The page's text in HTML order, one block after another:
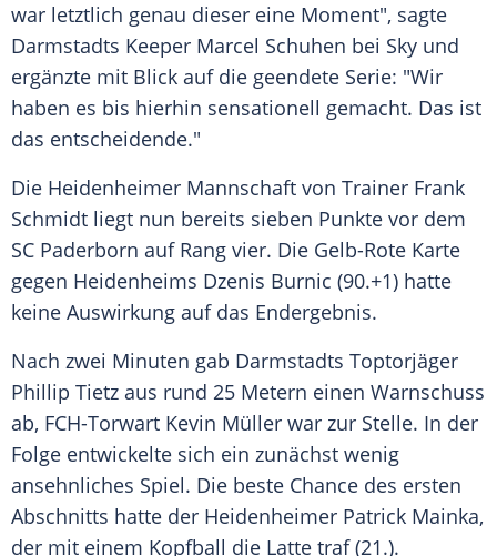
war letztlich genau dieser eine Moment", sagte
Darmstadts Keeper Marcel Schuhen bei Sky und
ergänzte mit Blick auf die geendete Serie: "Wir
haben es bis hierhin sensationell gemacht. Das ist
das entscheidende."
Die Heidenheimer Mannschaft von Trainer Frank
Schmidt liegt nun bereits sieben Punkte vor dem
SC Paderborn auf Rang vier. Die Gelb-Rote Karte
gegen Heidenheims Dzenis Burnic (90.+1) hatte
keine Auswirkung auf das Endergebnis.
Nach zwei Minuten gab Darmstadts Toptorjäger
Phillip Tietz aus rund 25 Metern einen Warnschuss
ab, FCH-Torwart Kevin Müller war zur Stelle. In der
Folge entwickelte sich ein zunächst wenig
ansehnliches Spiel. Die beste Chance des ersten
Abschnitts hatte der Heidenheimer Patrick Mainka,
der mit einem Kopfball die Latte traf (21.).